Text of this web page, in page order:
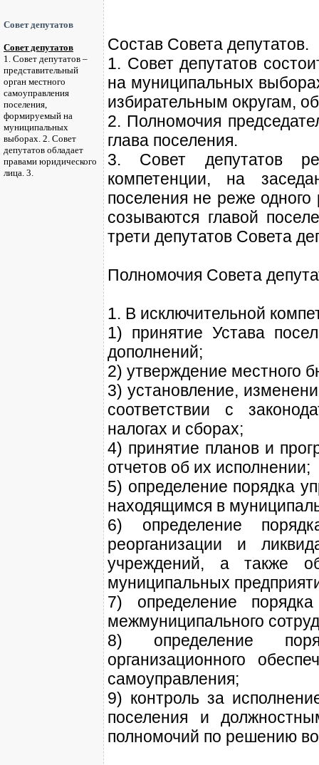
Совет депутатов
Совет депутатов
1. Совет депутатов –
представительный
орган местного
самоуправления
поселения,
формируемый на
муниципальных
выборах. 2. Совет
депутатов обладает
правами юридического
лица. 3.
Состав Совета депутатов.
1. Совет депутатов
на муниципальных
избирательным округам,
2. Полномочия
глава поселения.
3. Совет депутатов
компетенции, на
поселения не реже
созываются главой
трети депутатов Совета
Полномочия Совета
1. В исключительной
1) принятие Устава
дополнений;
2) утверждение местного
3) установление,
соответствии с
налогах и сборах;
4) принятие планов и
отчетов об их исполнении;
5) определение порядка
находящимся в
6) определение
реорганизации и
учреждений, а также
муниципальных
7) определение
межмуниципального
8) определение
организационного
самоуправления;
9) контроль за
поселения и
полномочий по решению